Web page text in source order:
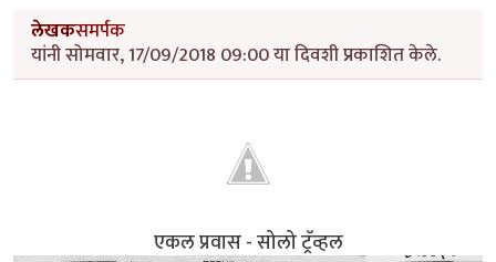
लेखकसमर्पक
यांनी सोमवार, 17/09/2018 09:00 या दिवशी प्रकाशित केले.
एकल प्रवास - सोलो ट्रॅव्हल